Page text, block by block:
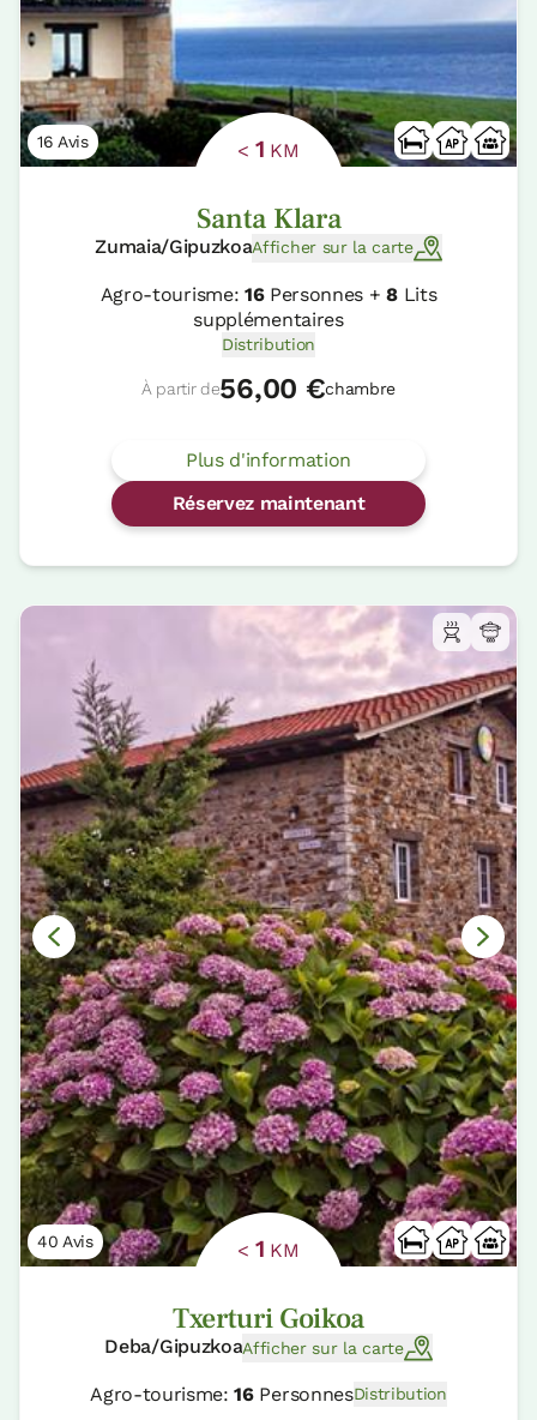
16 Avis < 1 KM
Santa Klara
Zumaia/GipuzkoaAfficher sur la carte
Agro-tourisme: 16Personnes +8Lits
supplémentaires
Distribution
À partir de56,00 €chambre
Plus d'information
Réservez maintenant
40 Avis < 1 KM
Txerturi Goikoa
Deba/GipuzkoaAfficher sur la carte
Agro-tourisme:16PersonnesDistribution